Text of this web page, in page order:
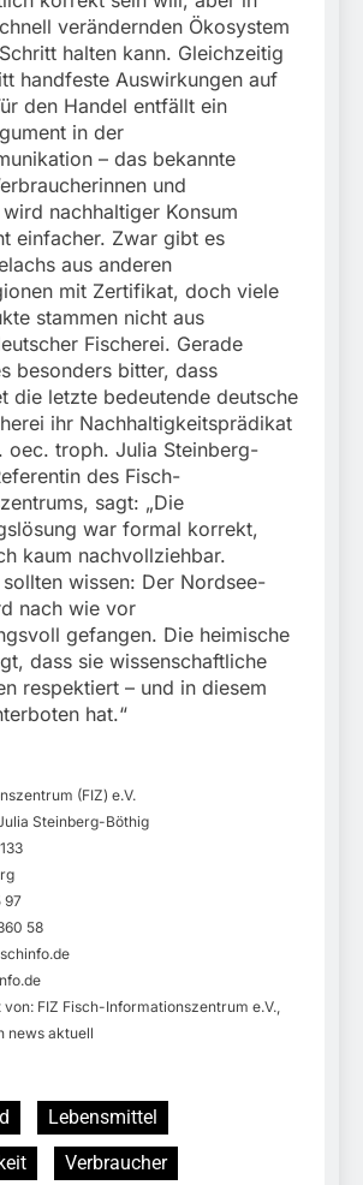
verändernden Ökosystem
halten kann. Gleichzeitig
handfeste Auswirkungen auf
den Handel entfällt ein
in der
– das bekannte
und
nachhaltiger Konsum
einfacher. Zwar gibt es
aus anderen
mit Zertifikat, doch viele
stammen nicht aus
Fischerei. Gerade
besonders bitter, dass
die letzte bedeutende deutsche
ihr Nachhaltigkeitsprädikat
oec. troph. Julia Steinberg-
des Fisch-
sagt: „Die
war formal korrekt,
kaum nachvollziehbar.
wissen: Der Nordsee-
nach wie vor
gefangen. Die heimische
dass sie wissenschaftliche
respektiert – und in diesem
hat.“
(FIZ) e.V.
Steinberg-Böthig
97
58
FIZ Fisch-Informationszentrum e.V.,
news aktuell
Lebensmittel
Verbraucher